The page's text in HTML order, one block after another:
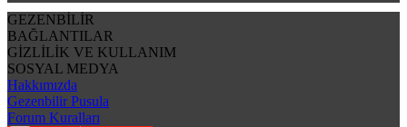
GEZENBİLİR
BAĞLANTILAR
GİZLİLİK VE KULLANIM
SOSYAL MEDYA
Hakkımızda
Gezenbilir Pusula
Forum Kuralları